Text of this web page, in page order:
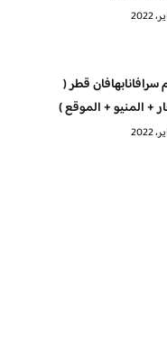
قطر (
+ المنيو + الموقع )